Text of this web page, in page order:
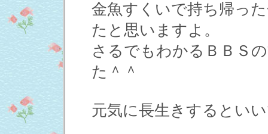
金魚すくいで持ち帰っ
たと思いますよ。
さるでもわかるＢＢＳ
た＾＾
元気に長生きするとい